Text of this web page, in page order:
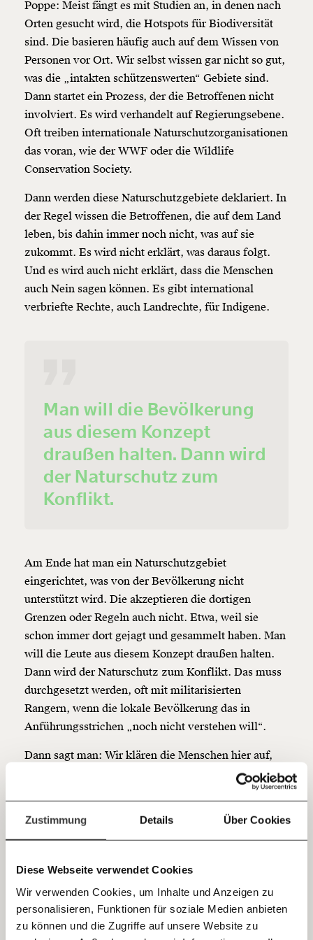
Zustimmung Details Über Cookies
Diese Webseite verwendet Cookies
Wir verwenden Cookies, um Inhalte und Anzeigen zu
personalisieren, Funktionen für soziale Medien anbieten
zu können und die Zugriffe auf unsere Website zu
Veränderung
beginnt mit Dir!
WerdeFördermitgliedund wir können gemeinsam
unsere Wirtschaft so gestalten, dass sie für alle
funktioniert. Unsere Recherchen sind für alle frei im
Netz. Unabhängig und werbefrei. Und das wird auch
so bleiben. Kämpf’ mit uns für den Fortschritt und
unterstütze uns mit Deinem Mitgliedsbeitrag.
Du überweist lieber direkt?
Hier unsere IBAN: AT34 4300 0498 0007 6017
sozialen Fortschritt
Jetzt
einfach
teilen.
E-Mail
Poppe: Meist fängt es mit Studien an, in denen nach
Orten gesucht wird, die Hotspots für Biodiversität
sind. Die basieren häufig auch auf dem Wissen von
Personen vor Ort. Wir selbst wissen gar nicht so gut,
was die „intakten schützenswerten“ Gebiete sind.
Dann startet ein Prozess, der die Betroffenen nicht
involviert. Es wird verhandelt auf Regierungsebene.
Oft treiben internationale Naturschutzorganisationen
das voran, wie der WWF oder die Wildlife
Conservation Society.
Dann werden diese Naturschutzgebiete deklariert. In
der Regel wissen die Betroffenen, die auf dem Land
leben, bis dahin immer noch nicht, was auf sie
zukommt. Es wird nicht erklärt, was daraus folgt.
Und es wird auch nicht erklärt, dass die Menschen
auch Nein sagen können. Es gibt international
verbriefte Rechte, auch Landrechte, für Indigene.
Man will die Bevölkerung
aus diesem Konzept
draußen halten. Dann wird
der Naturschutz zum
Konflikt.
Am Ende hat man ein Naturschutzgebiet
eingerichtet, was von der Bevölkerung nicht
unterstützt wird. Die akzeptieren die dortigen
Grenzen oder Regeln auch nicht. Etwa, weil sie
schon immer dort gejagt und gesammelt haben. Man
will die Leute aus diesem Konzept draußen halten.
Dann wird der Naturschutz zum Konflikt. Das muss
durchgesetzt werden, oft mit militarisierten
Rangern, wenn die lokale Bevölkerung das in
Anführungsstrichen „noch nicht verstehen will“.
Dann sagt man: Wir klären die Menschen hier auf,
was sie für ein tolles Naturgut vor ihrer Tür haben.
Es gibt Jobs im Tourismus. Die Menschen sind aber
dann meist eher so als Gepäckträger beschäftigt oder
um eine Show vorzuführen für Tourist:innen. Es
Lebensweise zu wandeln. Dass es nachhaltiger sein
globalen Tourismus arbeitet, ist eine bizarre Idee.